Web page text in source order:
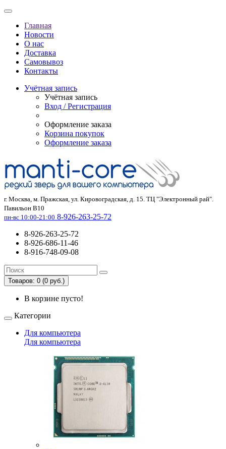
Главная
Новости
О нас
Доставка
Самовывоз
Контакты
Учётная запись
Учётная запись
Вход / Регистрация
Оформление заказа
Корзина покупок
Оформление заказа
г. Москва, м. Пражская, ул. Кировоградская, д. 15. ТЦ "Электронный рай".
Павильон В10
пн-вс 10:00-21:00 8-926-263-25-72
8-926-263-25-72
8-926-686-11-46
8-916-748-09-08
Товаров: 0 (0 руб.)
В корзине пусто!
Категории
Для компьютера
Для компьютера